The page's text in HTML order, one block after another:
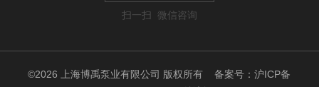
扫一扫 微信咨询
©2026 上海博禹泵业有限公司 版权所有备案号：沪ICP备